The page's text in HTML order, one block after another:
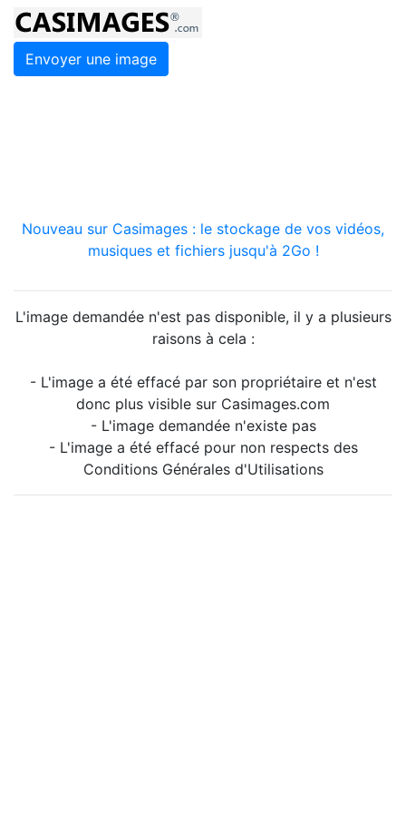
Envoyer une image
Nouveau sur Casimages : le stockage de vos vidéos,
musiques et fichiers jusqu'à 2Go !
L'image demandée n'est pas disponible, il y a plusieurs
raisons à cela :
- L'image a été effacé par son propriétaire et n'est
donc plus visible sur Casimages.com
- L'image demandée n'existe pas
- L'image a été effacé pour non respects des
Conditions Générales d'Utilisations